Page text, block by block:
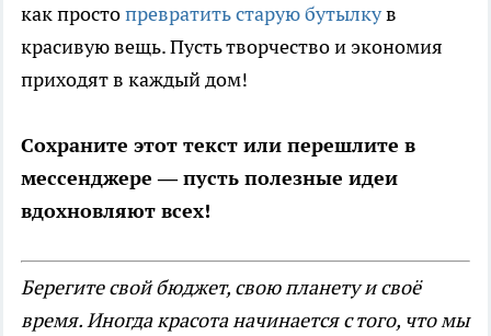
как простопревратить старую бутылкув
красивую вещь. Пусть творчество и экономия
приходят в каждый дом!
Сохраните этот текст или перешлите в
мессенджере — пусть полезные идеи
вдохновляют всех!
Берегите свой бюджет, свою планету и своё
время. Иногда красота начинается с того, что мы